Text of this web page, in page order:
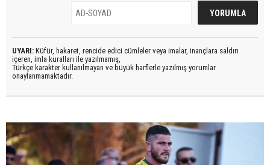
UYARI: Küfür, hakaret, rencide edici cümleler veya imalar, inançlara saldırı
içeren, imla kuralları ile yazılmamış,
Türkçe karakter kullanılmayan ve büyük harflerle yazılmış yorumlar
onaylanmamaktadır.